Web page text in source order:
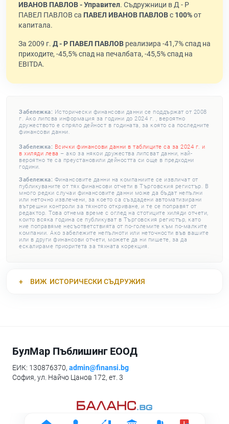
ИВАНОВ ПАВЛОВ - Управител. Съдружници в Д - Р
ПАВЕЛ ПАВЛОВ са ПАВЕЛ ИВАНОВ ПАВЛОВс 100%от
капитала.
За 2009 г. Д - Р ПАВЕЛ ПАВЛОВ реализира -41,7% спад на
приходите, -45,5% спад на печалбата, -45,5% спад на
EBITDA.
Забележка: Исторически финансови данни се поддържат от 2008
г. Ако липсва информация за години до 2024 г. , вероятно
дружеството е спряло дейност в годината, за която са последните
финансови данни.
Забележка: Всички финансови данни в таблиците са за 2024 г. и
в хиляди лева – ако за някои дружества липсват данни, най-
вероятно те са преустановили дейността си още в предходни
години.
Забележка: Финансовите данни на компаниите се извличат от
публикуваните от тях финансови отчети в Търговския регистър. В
много редки случаи финансовите данни може да бъдат непълни
или неточно извлечени, за което са създадени автоматизирани
вътрешни контроли за тяхното откриване, и те се поправят от
редактор. Това отнема време с оглед на стотиците хиляди отчети,
които всяка година се публикуват в Търговския регистър, като
ние поправяме несъответствията от по-големите към по-малките
компании. Ако забележите непълноти или неточности във вашите
или в други финансови отчети, можете да ни пишете, за да
ескалираме приоритета за тяхната корекция.
ВИЖ ИСТОРИЧЕСКИ СЪДРУЖИЯ
БулМар Пъблишинг ЕООД
ЕИК: 130876370, admin@finansi.bg
София, ул. Найчо Цанов 172, ет. 3